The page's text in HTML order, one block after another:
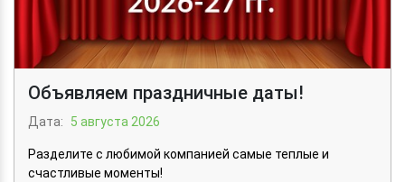
Объявляем праздничные даты!
Дата: 5 августа 2026
Разделите с любимой компанией самые теплые и
счастливые моменты!